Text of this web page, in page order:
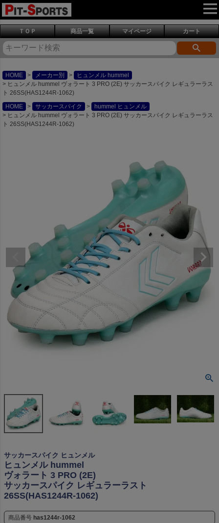
ＴＯＰ 商品一覧 マイページ カート
HOME メーカー別
ヒュンメル hummel
ヒュンメル hummel ヴォラート 3 PRO (2E) サッカースパイク レギュラーラス
ト 26SS(HAS1244R-1062)
HOME
サッカースパイク
hummel ヒュンメル
ヒュンメル hummel ヴォラート 3 PRO (2E) サッカースパイク レギュラーラス
ト 26SS(HAS1244R-1062)
サッカースパイク ヒュンメル
ヒュンメル hummel
ヴォラート 3 PRO (2E)
サッカースパイク レギュラーラスト
26SS(HAS1244R-1062)
商品番号 has1244r-1062